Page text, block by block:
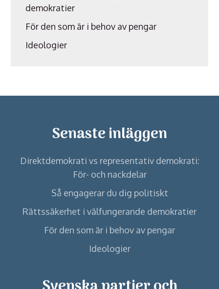
demokratier
För den som är i behov av pengar
Ideologier
Senaste inläggen
Direktdemokrati vs representativ demokrati:
För- och nackdelar
Så engagerar du dig politiskt
Rättssäkerhet i välfungerande demokratier
För den som är i behov av pengar
Ideologier